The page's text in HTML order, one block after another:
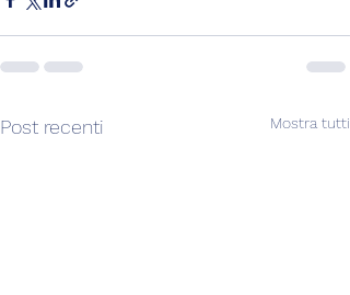
Post recenti Mostra tutti